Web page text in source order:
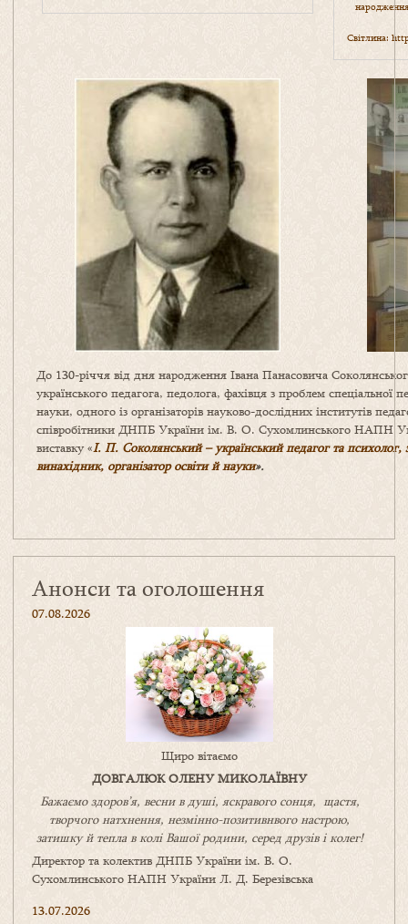
Світлина:
До 130-річчя від дня народження Івана Панасовича
українського педагога, педолога, фахівця з проблем спеціальної
науки, одного із організаторів науково-дослідних інститутів
співробітники ДНПБ України ім. В. О. Сухомлинського НАПН
виставку «І. П. Соколянський – український педагог та психолог,
винахідник, організатор освіти й науки».
Анонси та оголошення
07.08.2026
Щиро вітаємо
ДОВГАЛЮК ОЛЕНУ МИКОЛАЇВНУ
Бажаємо здоров’я, весни в душі, яскравого сонця, щастя,
творчого натхнення, незмінно-позитивнвого настрою,
затишкуйтепла в коліВашоїродини, серед друзів і колег!
Директор та колектив ДНПБ України ім. В. О.
Сухомлинського НАПН України Л. Д. Березівська
13.07.2026